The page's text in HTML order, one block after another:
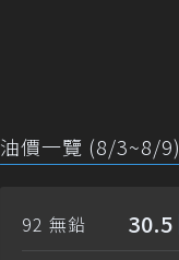
油價一覽 (8/3~8/9)
92 無鉛 30.5